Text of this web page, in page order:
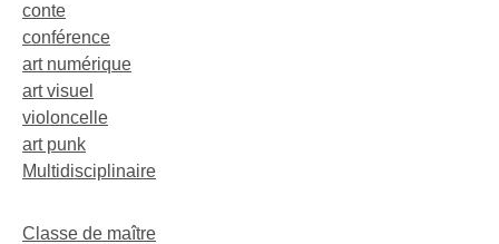
conte
conférence
art numérique
art visuel
violoncelle
art punk
Multidisciplinaire
Classe de maître